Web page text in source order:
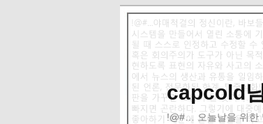
capcold
!@#… 오늘날을 위한